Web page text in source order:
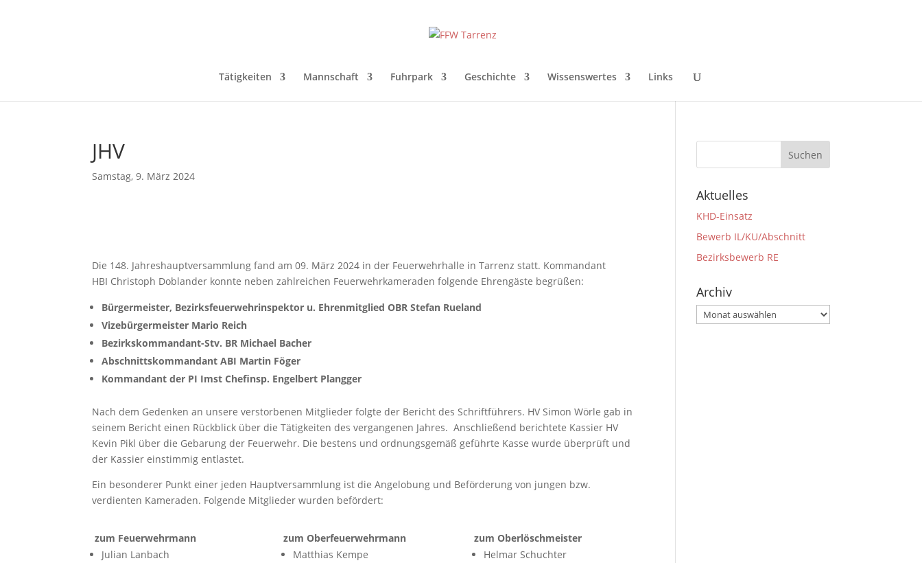
Tätigkeiten Mannschaft Fuhrpark Geschichte Wissenswertes Links
JHV
Samstag, 9. März 2024
Die 148. Jahreshauptversammlung fand am 09. März 2024 in der Feuerwehrhalle in Tarrenz statt. Kommandant
HBI Christoph Doblander konnte neben zahlreichen Feuerwehrkameraden folgende Ehrengäste begrüßen:
Bürgermeister, Bezirksfeuerwehrinspektor u. Ehrenmitglied OBR Stefan Rueland
Vizebürgermeister Mario Reich
Bezirkskommandant-Stv. BR Michael Bacher
Abschnittskommandant ABI Martin Föger
Kommandant der PI Imst Chefinsp. Engelbert Plangger
Nach dem Gedenken an unsere verstorbenen Mitglieder folgte der Bericht des Schriftführers. HV Simon Wörle gab in
seinem Bericht einen Rückblick über die Tätigkeiten des vergangenen Jahres. Anschließend berichtete Kassier HV
Kevin Pikl über die Gebarung der Feuerwehr. Die bestens und ordnungsgemäß geführte Kasse wurde überprüft und
der Kassier einstimmig entlastet.
Ein besonderer Punkt einer jeden Hauptversammlung ist die Angelobung und Beförderung von jungen bzw.
verdienten Kameraden. Folgende Mitglieder wurden befördert:
zum Feuerwehrmann
Julian Lanbach
zum Oberfeuerwehrmann
Matthias Kempe
zum Oberlöschmeister
Helmar Schuchter
Aktuelles
KHD-Einsatz
Bewerb IL/KU/Abschnitt
Bezirksbewerb RE
Archiv
Archiv